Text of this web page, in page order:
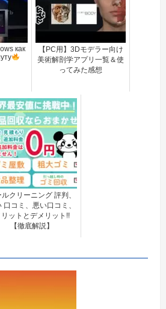
как
【PC用】3Dモデラー向け
美術解剖学アプリ一覧＆使
ってみた感想
ルクリーニング 評判、
口コミ、悪い口コミ、
リットとデメリット!!
【徹底解説】